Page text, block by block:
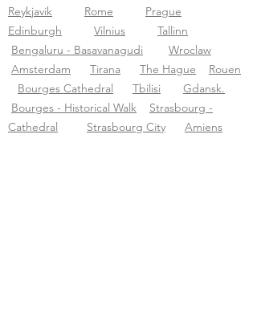
Reykjavik
Rome
Prague
Edinburgh
Vilnius
Tallinn
Bengaluru - Basavanagudi
Wroclaw
Amsterdam
Tirana The Hague
Rouen
Bourges Cathedral
Tbilisi
Gdansk.
Bourges - Historical Walk
Strasbourg -
Cathedral
Strasbourg City
Amiens